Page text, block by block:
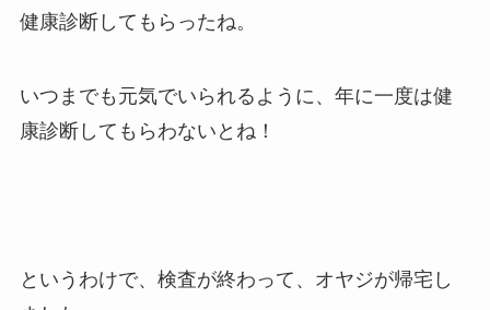
健康診断してもらったね。
いつまでも元気でいられるように、年に一度は健
康診断してもらわないとね！
というわけで、検査が終わって、オヤジが帰宅し